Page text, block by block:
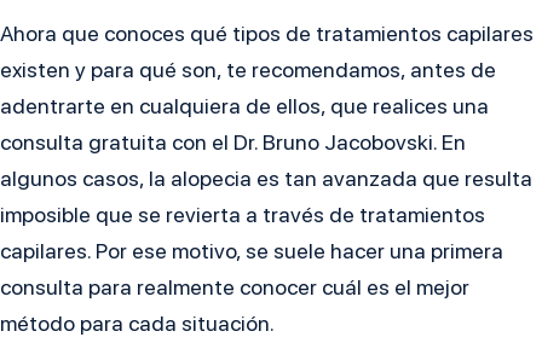
Ahora que conoces qué tipos de tratamientos capilares
existen y para qué son, te recomendamos, antes de
adentrarte en cualquiera de ellos, que realices una
consulta gratuita con el Dr. Bruno Jacobovski. En
algunos casos, la alopecia es tan avanzada que resulta
imposible que se revierta a través de tratamientos
capilares. Por ese motivo, se suele hacer una primera
consulta para realmente conocer cuál es el mejor
método para cada situación.